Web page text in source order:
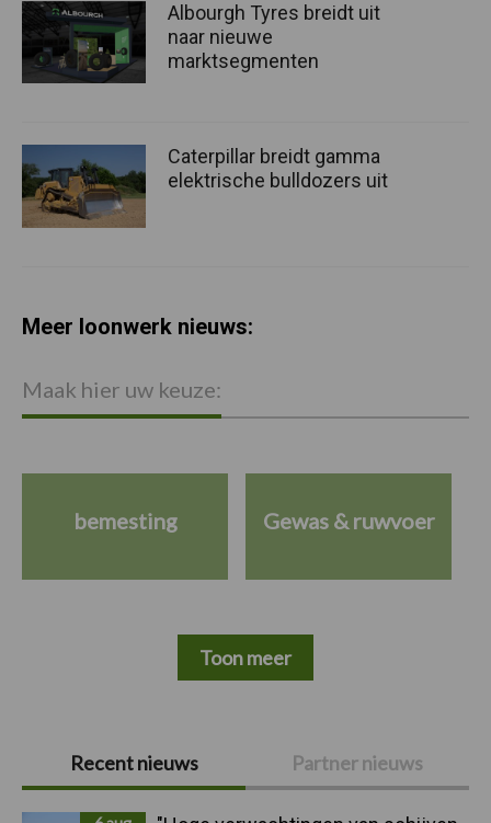
Primaire
Sidebar
Recent nieuws Partner nieuws
Albourgh Tyres breidt uit
naar nieuwe
marktsegmenten
Caterpillar breidt gamma
elektrische bulldozers uit
Meer loonwerk nieuws:
Maak hier uw keuze:
bemesting Gewas & ruwvoer
Toon meer